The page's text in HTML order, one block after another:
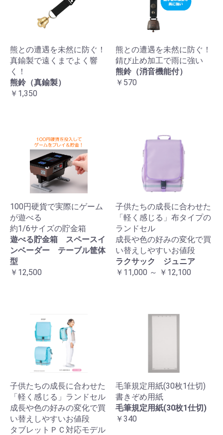
熊との遭遇を未然に防ぐ！
真鍮製で遠くまでよく響
く！
熊鈴（真鍮製）
￥1,350
熊との遭遇を未然に防ぐ！
錆び止め加工で雨に強い
熊鈴（消音機能付）
￥570
100円硬貨で実際にゲーム
が遊べる
約1/6サイズの貯金箱
遊べる貯金箱 スペースイ
ンベーダー テーブル筐体
型
￥12,500
子供たちの成長に合わせた
「軽く感じる」布タイプの
ランドセル
成長や色の好みの変化で買
い替えしやすいお値段
ラクサック ジュニア
￥11,000 ～ ￥12,100
子供たちの成長に合わせた
「軽く感じる」ランドセル
成長や色の好みの変化で買
い替えしやすいお値段
タブレットＰＣ対応モデル
毛筆規定用紙(30枚1仕切)
書きぞめ用紙
毛筆規定用紙(30枚1仕切)
￥340